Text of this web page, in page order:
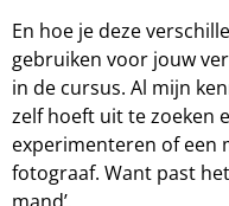
En hoe je deze
gebruiken voor jouw
in de cursus. Al mijn
zelf hoeft uit te zoeken
experimenteren of een
fotograaf. Want past